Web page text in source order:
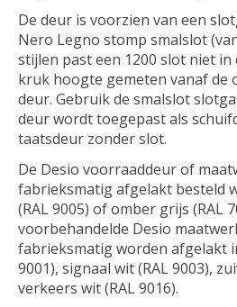
De deur is voorzien van een
Nero Legno stomp smalslot
stijlen past een 1200 slot niet in
kruk hoogte gemeten vanaf de
deur. Gebruik de smalslot
deur wordt toegepast als
taatsdeur zonder slot.
De Desio voorraaddeur of
fabrieksmatig afgelakt besteld
(RAL 9005) of omber grijs (RAL
voorbehandelde Desio
fabrieksmatig worden afgelakt
9001), signaal wit (RAL 9003),
verkeers wit (RAL 9016).